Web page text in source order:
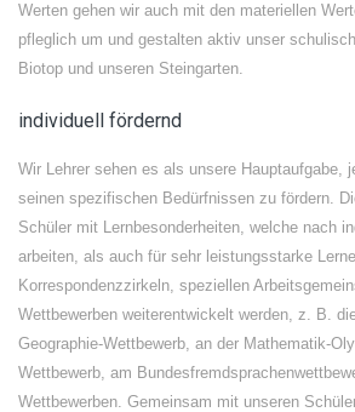
Werten gehen wir auch mit den materiellen
pfleglich um und gestalten aktiv unser
Biotop und unseren Steingarten.
individuell fördernd
Wir Lehrer sehen es als unsere Hauptaufgabe,
seinen spezifischen Bedürfnissen zu fördern.
Schüler mit Lernbesonderheiten, welche nach
arbeiten, als auch für sehr leistungsstarke
Korrespondenzzirkeln, speziellen
Wettbewerben weiterentwickelt werden, z. B.
Geographie-Wettbewerb, an der Mathematik-
Wettbewerb, am
Wettbewerben. Gemeinsam mit unseren